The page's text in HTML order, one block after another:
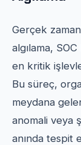
Gerçek
algılama,
en kritik
Bu süreç,
meydana
anomali veya
anında tespit